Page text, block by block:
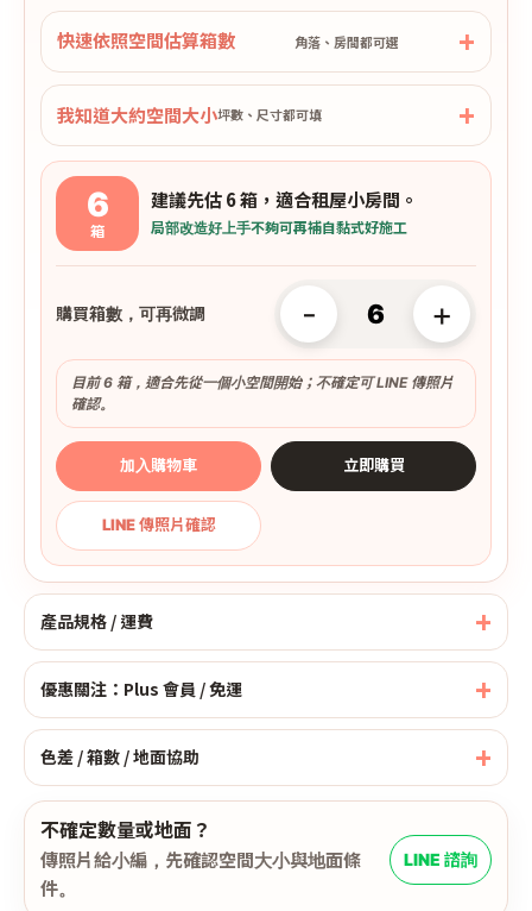
快速依照空間估算箱數 角落、房間都可選
我知道大約空間大小坪數、尺寸都可填
6
箱
建議先估 6 箱，適合租屋小房間。
局部改造好上手不夠可再補自黏式好施工
購買箱數，可再微調 - +
目前 6 箱，適合先從一個小空間開始；不確定可 LINE 傳照片
確認。
加入購物車 立即購買
LINE 傳照片確認
產品規格 / 運費
優惠關注：Plus 會員 / 免運
色差 / 箱數 / 地面協助
不確定數量或地面？
傳照片給小編，先確認空間大小與地面條
件。
LINE 諮詢